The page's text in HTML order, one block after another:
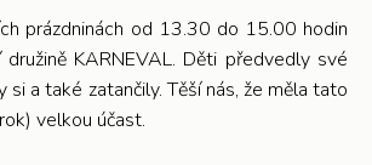
prázdninách od 13.30 do 15.00 hodin
KARNEVAL. Děti předvedly své
si a také zatančily. Těší nás, že měla tato
velkou účast.